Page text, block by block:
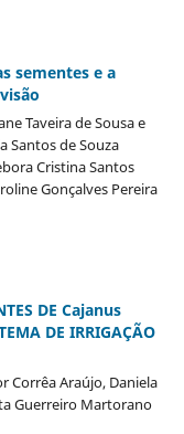
sementes e a
Taveira de Sousa e
Santos de Souza
Cristina Santos
Gonçalves Pereira
DE Cajanus
DE IRRIGAÇÃO
Corrêa Araújo, Daniela
Guerreiro Martorano